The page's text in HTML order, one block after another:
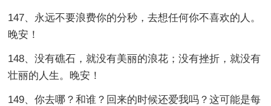
147、永远不要浪费你的分秒，去想任何你不喜欢的人。
晚安！
148、没有礁石，就没有美丽的浪花；没有挫折，就没有
壮丽的人生。晚安！
149、你去哪？和谁？回来的时候还爱我吗？这可能是每